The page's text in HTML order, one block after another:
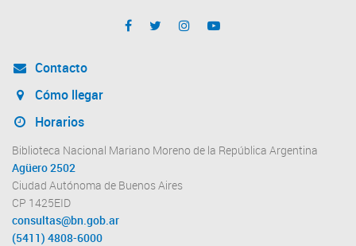
Contacto
Cómo llegar
Horarios
Biblioteca Nacional Mariano Moreno de la República Argentina
Agüero 2502
Ciudad Autónoma de Buenos Aires
CP 1425EID
consultas@bn.gob.ar
(5411) 4808-6000